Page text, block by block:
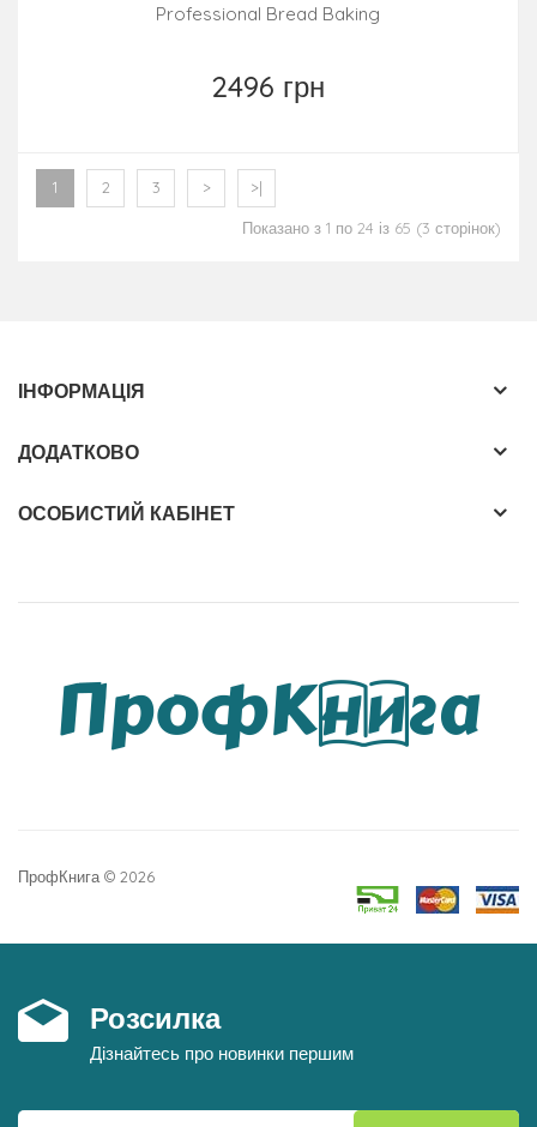
Professional Bread Baking
2496 грн
1 2 3 > >|
Показано з 1 по 24 із 65 (3 сторінок)
ІНФОРМАЦІЯ
ДОДАТКОВО
ОСОБИСТИЙ КАБІНЕТ
ПрофКнига © 2026
Розсилка
Дізнайтесь про новинки першим